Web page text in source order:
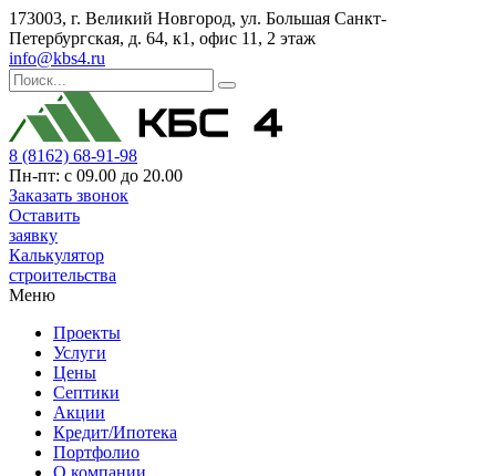
173003, г. Великий Новгород, ул. Большая Санкт-
Петербургская, д. 64, к1, офис 11, 2 этаж
info@kbs4.ru
8 (8162) 68-91-98
Пн-пт: с 09.00 до 20.00
Заказать звонок
Оставить
заявку
Калькулятор
строительства
Меню
Проекты
Услуги
Цены
Септики
Акции
Кредит/Ипотека
Портфолио
О компании